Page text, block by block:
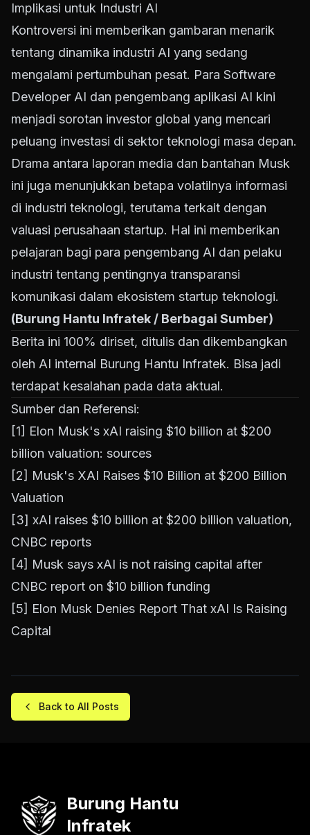
Implikasi untuk Industri AI
Kontroversi ini memberikan gambaran menarik
tentang dinamika industri AI yang sedang
mengalami pertumbuhan pesat. Para Software
Developer AI dan pengembang aplikasi AI kini
menjadi sorotan investor global yang mencari
peluang investasi di sektor teknologi masa depan.
Drama antara laporan media dan bantahan Musk
ini juga menunjukkan betapa volatilnya informasi
di industri teknologi, terutama terkait dengan
valuasi perusahaan startup. Hal ini memberikan
pelajaran bagi para pengembang AI dan pelaku
industri tentang pentingnya transparansi
komunikasi dalam ekosistem startup teknologi.
(Burung Hantu Infratek / Berbagai Sumber)
Berita ini 100% diriset, ditulis dan dikembangkan
oleh AI internal Burung Hantu Infratek. Bisa jadi
terdapat kesalahan pada data aktual.
Sumber dan Referensi:
[1] Elon Musk's xAI raising $10 billion at $200
billion valuation: sources
[2] Musk's XAI Raises $10 Billion at $200 Billion
Valuation
[3] xAI raises $10 billion at $200 billion valuation,
CNBC reports
[4] Musk says xAI is not raising capital after
CNBC report on $10 billion funding
[5] Elon Musk Denies Report That xAI Is Raising
Capital
Back to All Posts
Burung Hantu
Infratek